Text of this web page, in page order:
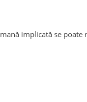
implicată se